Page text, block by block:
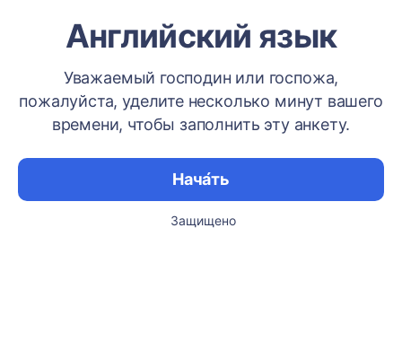
Английский язык
Уважаемый господин или госпожа,
пожалуйста, уделите несколько минут вашего
времени, чтобы заполнить эту анкету.
Нача́ть
Защищено